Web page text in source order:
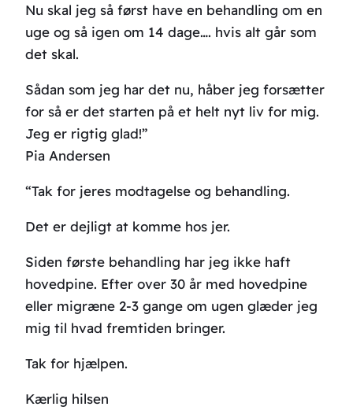
Nu skal jeg så først have en behandling om en
uge og så igen om 14 dage…. hvis alt går som
det skal.
Sådan som jeg har det nu, håber jeg forsætter
for så er det starten på et helt nyt liv for mig.
Jeg er rigtig glad!”
Pia Andersen
“Tak for jeres modtagelse og behandling.
Det er dejligt at komme hos jer.
Siden første behandling har jeg ikke haft
hovedpine. Efter over 30 år med hovedpine
eller migræne 2-3 gange om ugen glæder jeg
mig til hvad fremtiden bringer.
Tak for hjælpen.
Kærlig hilsen